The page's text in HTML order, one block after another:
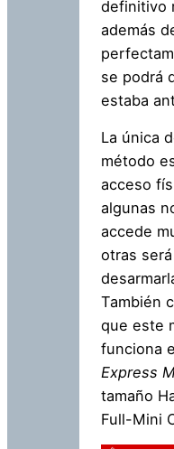
definitivo
además
se podrá
estaba
La única
método
acceso
algunas
accede
otras
También
que este
funciona
Express
tamaño
Full-Mini